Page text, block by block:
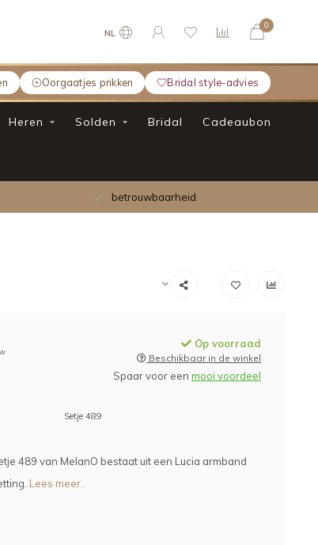
Oorgaatjes prikken Bridal style-advies
NL
0
Heren Solden Bridal Cadeaubon
betrouwbaarheid
Op voorraad
Beschikbaar in de winkel
Spaar voor een mooi voordeel
Setje 489
489 van MelanO bestaat uit een Lucia armband
Lees meer..